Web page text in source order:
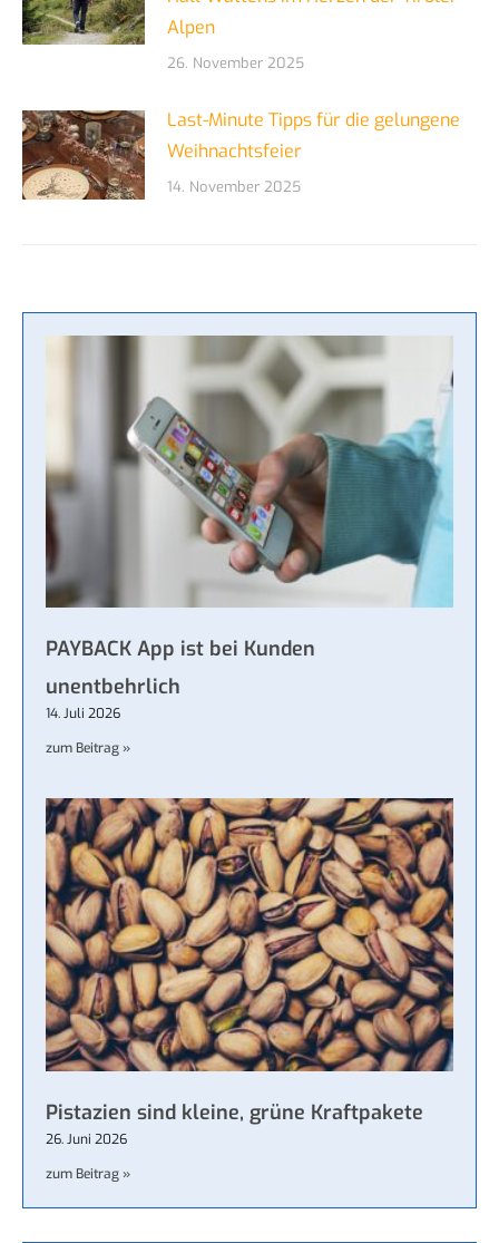
Alpen
26. November 2025
Last-Minute Tipps für die gelungene
Weihnachtsfeier
14. November 2025
PAYBACK App ist bei Kunden
unentbehrlich
14. Juli 2026
zum Beitrag »
Pistazien sind kleine, grüne Kraftpakete
26. Juni 2026
zum Beitrag »